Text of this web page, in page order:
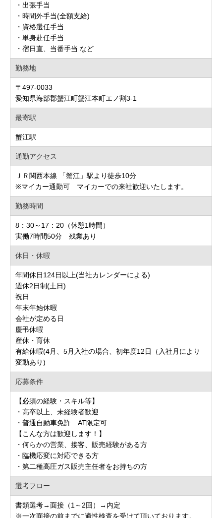
・出張手当
・時間外手当(全額支給)
・資格選任手当
・単身赴任手当
・宿日直、当番手当 など
勤務地
〒497-0033
愛知県海部郡蟹江町蟹江本町エノ割3-1
最寄駅
蟹江駅
通勤アクセス
ＪＲ関西本線 「蟹江」駅より徒歩10分
※マイカー通勤可 マイカーでの来社歓迎いたします。
勤務時間
8：30～17：20（休憩1時間）
実働7時間50分 残業あり
休日・休暇
年間休日124日以上(当社カレンダーによる)
週休2日制(土日)
祝日
年末年始休暇
会社が定める日
慶弔休暇
産休・育休
有給休暇(4月、5月入社の場合、初年度12日（入社月により
変動あり)
応募条件
【必須の経験・スキル等】
・高卒以上、未経験者歓迎
・普通自動車免許 AT限定可
【こんな方は歓迎します！】
・何らかの営業、接客、販売経験がある方
・臨機応変に対応できる方
・第二種高圧ガス販売主任者をお持ちの方
選考フロー
書類選考→面接（1～2回）→内定
※一次面接の前までに適性検査を受けて頂いております。